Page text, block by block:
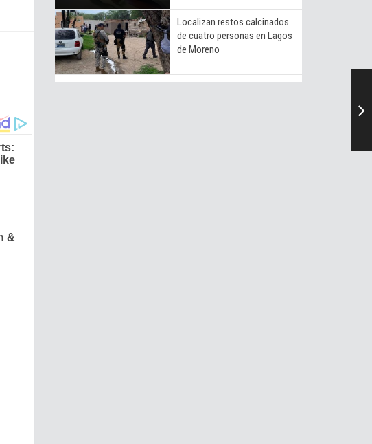
Localizan restos calcinados
de cuatro personas en Lagos
de Moreno